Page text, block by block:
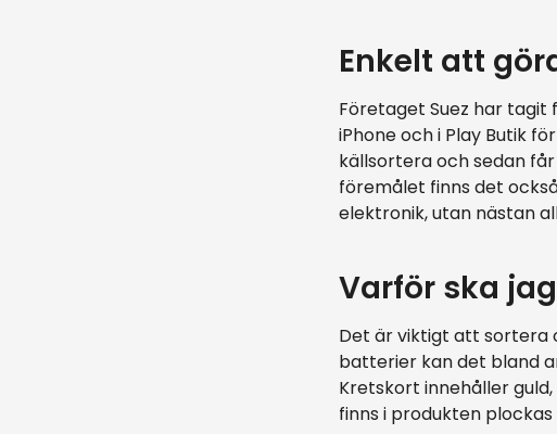
Enkelt att
Företaget Suez har tagit
iPhone och i Play Butik
källsortera och sedan
föremålet finns det
elektronik, utan nästan
Varför ska
Det är viktigt att sortera
batterier kan det bland
Kretskort innehåller
finns i produkten